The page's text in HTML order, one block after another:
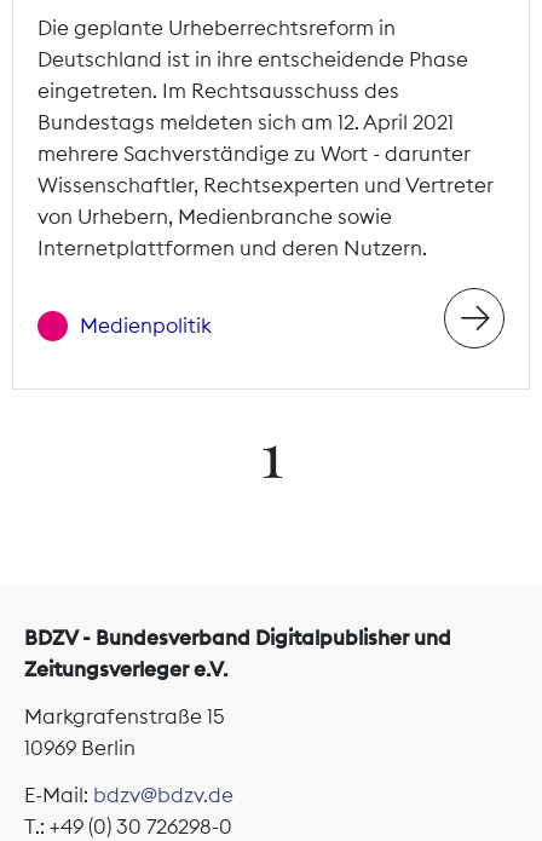
Die geplante Urheberrechtsreform in
Deutschland ist in ihre entscheidende Phase
eingetreten. Im Rechtsausschuss des
Bundestags meldeten sich am 12. April 2021
mehrere Sachverständige zu Wort - darunter
Wissenschaftler, Rechtsexperten und Vertreter
von Urhebern, Medienbranche sowie
Internetplattformen und deren Nutzern.
Medienpolitik
1
BDZV - Bundesverband Digitalpublisher und
Zeitungsverleger e.V.
Markgrafenstraße 15
10969 Berlin
E-Mail: bdzv@bdzv.de
T.: +49 (0) 30 726298-0